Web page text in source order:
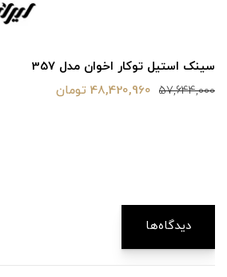
سینک استیل توکار اخوان مدل 357
57,644,000 48,420,960 تومان
دیدگاه‌ها